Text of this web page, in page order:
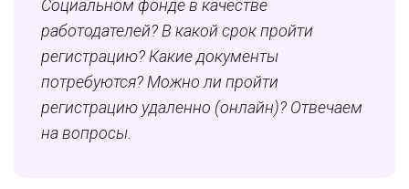
Социальном фонде в качестве
работодателей? В какой срок пройти
регистрацию? Какие документы
потребуются? Можно ли пройти
регистрацию удаленно (онлайн)? Отвечаем
на вопросы.